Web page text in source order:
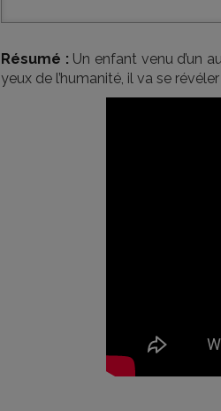
Résumé : Un enfant venu d’un
yeux de l’humanité, il va se